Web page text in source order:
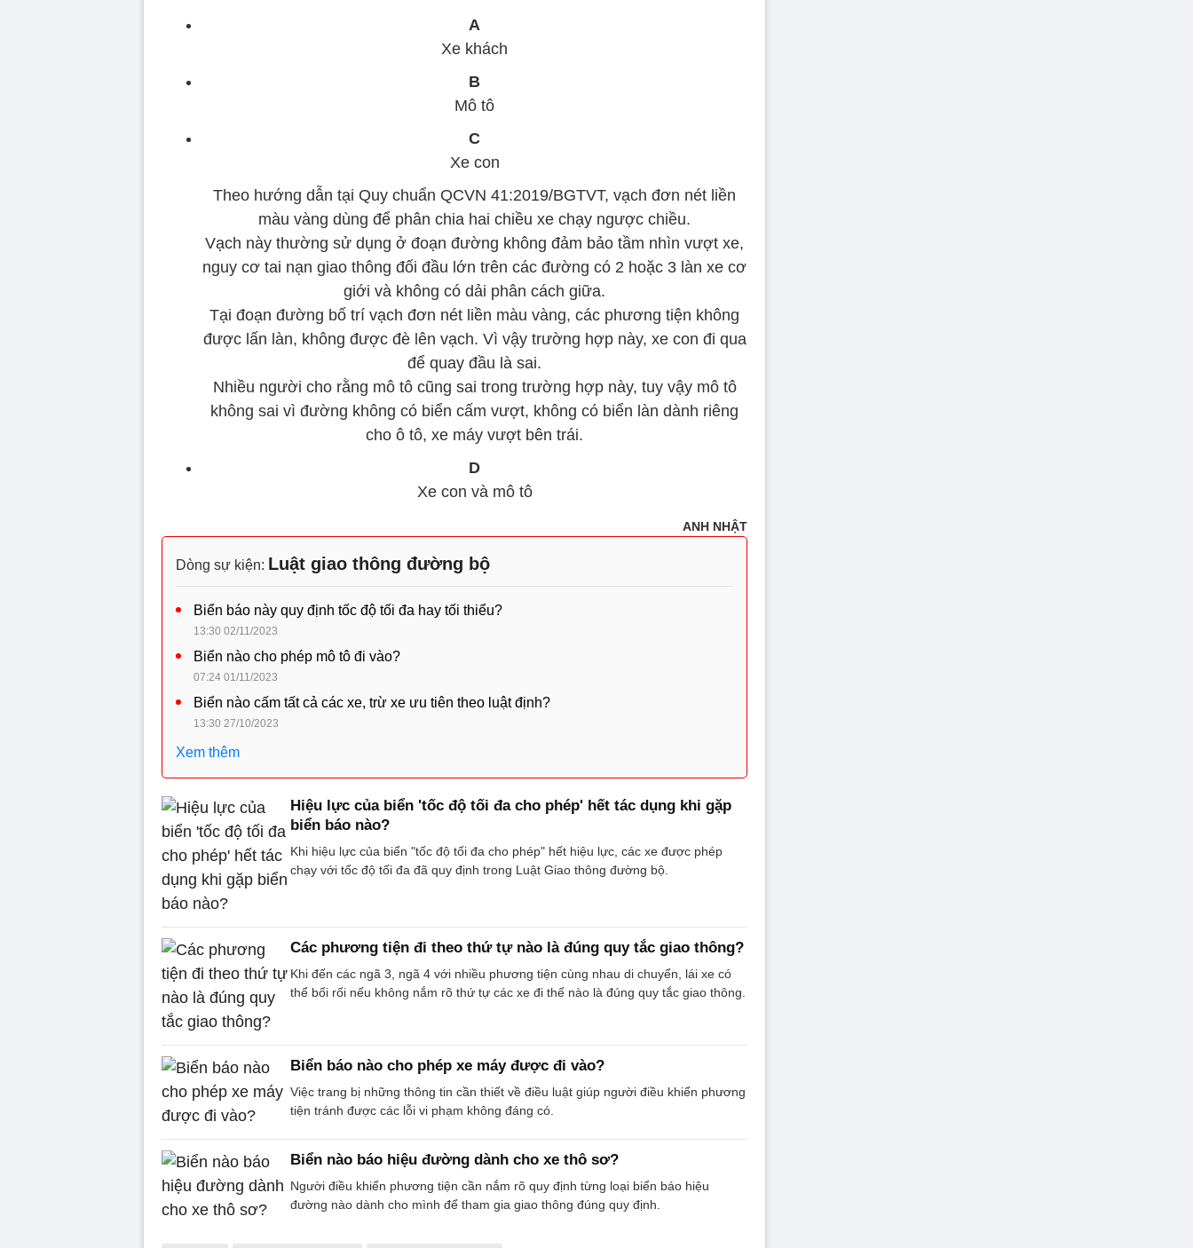
A
Xe khách
B
Mô tô
C
Xe con
Theo hướng dẫn tại Quy chuẩn QCVN 41:2019/BGTVT, vạch đơn nét liền
màu vàng dùng để phân chia hai chiều xe chạy ngược chiều.
Vạch này thường sử dụng ở đoạn đường không đảm bảo tầm nhìn vượt xe,
nguy cơ tai nạn giao thông đối đầu lớn trên các đường có 2 hoặc 3 làn xe cơ
giới và không có dải phân cách giữa.
Tại đoạn đường bố trí vạch đơn nét liền màu vàng, các phương tiện không
được lấn làn, không được đè lên vạch. Vì vậy trường hợp này, xe con đi qua
để quay đầu là sai.
Nhiều người cho rằng mô tô cũng sai trong trường hợp này, tuy vậy mô tô
không sai vì đường không có biển cấm vượt, không có biển làn dành riêng
cho ô tô, xe máy vượt bên trái.
D
Xe con và mô tô
ANH NHẬT
Dòng sự kiện: Luật giao thông đường bộ
Biển báo này quy định tốc độ tối đa hay tối thiểu?
13:30 02/11/2023
Biển nào cho phép mô tô đi vào?
07:24 01/11/2023
Biển nào cấm tất cả các xe, trừ xe ưu tiên theo luật định?
13:30 27/10/2023
Xem thêm
Hiệu lực của biển 'tốc độ tối đa cho phép' hết tác dụng khi gặp
biển báo nào?
Khi hiệu lực của biển "tốc độ tối đa cho phép" hết hiệu lực, các xe được phép
chạy với tốc độ tối đa đã quy định trong Luật Giao thông đường bộ.
Các phương tiện đi theo thứ tự nào là đúng quy tắc giao thông?
Khi đến các ngã 3, ngã 4 với nhiều phương tiện cùng nhau di chuyển, lái xe có
thể bối rối nếu không nắm rõ thứ tự các xe đi thế nào là đúng quy tắc giao thông.
Biển báo nào cho phép xe máy được đi vào?
Việc trang bị những thông tin cần thiết về điều luật giúp người điều khiển phương
tiện tránh được các lỗi vi phạm không đáng có.
Biển nào báo hiệu đường dành cho xe thô sơ?
Người điều khiển phương tiện cần nắm rõ quy định từng loại biển báo hiệu
đường nào dành cho mình để tham gia giao thông đúng quy định.